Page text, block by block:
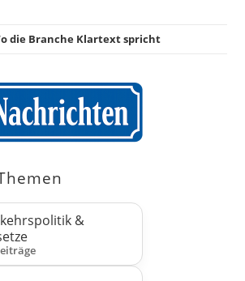
die Branche Klartext spricht
&